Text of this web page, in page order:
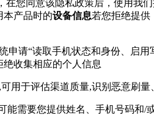
您同意该隐私政策后，使用我
本产品时的设备信息若您拒绝提供
请“读取手机状态和身份、启
收集相应的个人信息
于评估渠道质量,识别恶意刷量
需要您提供姓名、手机号码和/